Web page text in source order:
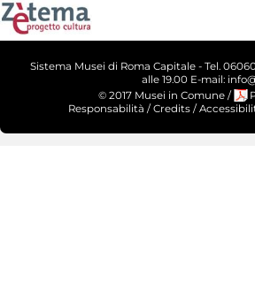
Sistema Musei di Roma Capitale - Tel.
alle 19.00 E-mail:
© 2017 Musei in Comune /
Responsabilità / Credits /